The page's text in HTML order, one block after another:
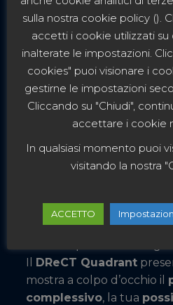
SCOPRI LA TUA
NEL DReCT
Essere nel posto giusto è
Il DReCT Quadrant
mostra a colpo d’occhio il
complessivo, la tua
sulla nostra cookie policy ().
accetti i cookie utilizzati su
inalterate le impostazioni.
cookies" puoi visionare i
gestirne le impostazioni
Cliccando su "Chiudi",
accettare i cookie
In qualsiasi momento puoi
visitando la nostra
ACCETTO